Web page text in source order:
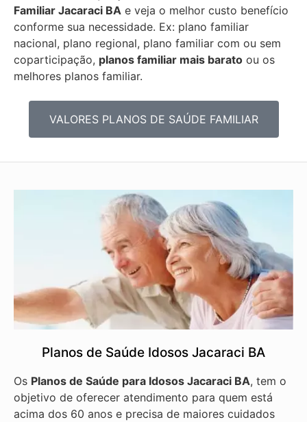
Familiar Jacaraci BA e veja o melhor custo benefício
conforme sua necessidade. Ex: plano familiar
nacional, plano regional, plano familiar com ou sem
coparticipação, planos familiar mais barato ou os
melhores planos familiar.
VALORES PLANOS DE SAÚDE FAMILIAR
Planos de Saúde Idosos Jacaraci BA
Os Planos de Saúde para Idosos Jacaraci BA, tem o
objetivo de oferecer atendimento para quem está
acima dos 60 anos e precisa de maiores cuidados